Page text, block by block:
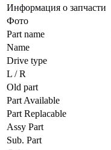
Информация о запчасти
Фото
Part name
Name
Drive type
L / R
Old part
Part Available
Part Replacable
Assy Part
Sub. Part